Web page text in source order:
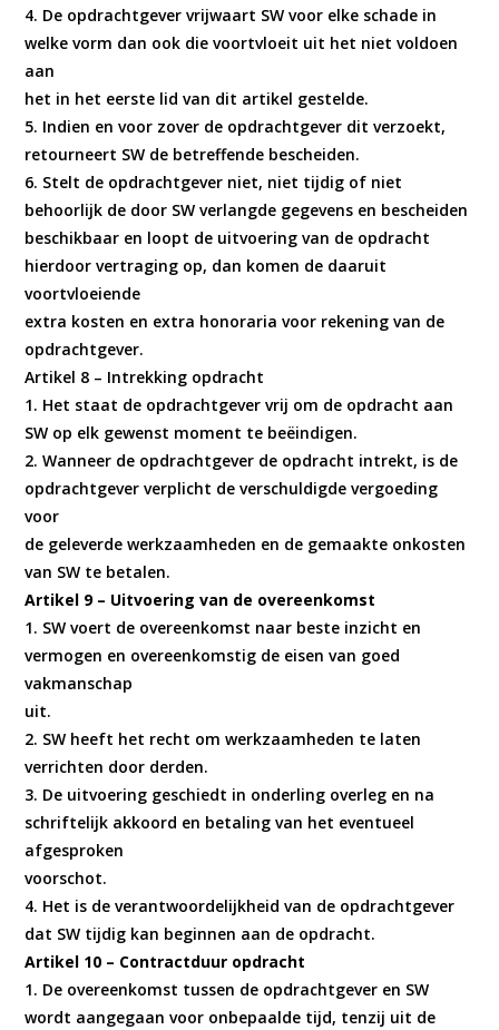
4. De opdrachtgever vrijwaart SW voor elke schade in
welke vorm dan ook die voortvloeit uit het niet voldoen
aan
het in het eerste lid van dit artikel gestelde.
5. Indien en voor zover de opdrachtgever dit verzoekt,
retourneert SW de betreffende bescheiden.
6. Stelt de opdrachtgever niet, niet tijdig of niet
behoorlijk de door SW verlangde gegevens en bescheiden
beschikbaar en loopt de uitvoering van de opdracht
hierdoor vertraging op, dan komen de daaruit
voortvloeiende
extra kosten en extra honoraria voor rekening van de
opdrachtgever.
Artikel 8 – Intrekking opdracht
1. Het staat de opdrachtgever vrij om de opdracht aan
SW op elk gewenst moment te beëindigen.
2. Wanneer de opdrachtgever de opdracht intrekt, is de
opdrachtgever verplicht de verschuldigde vergoeding
voor
de geleverde werkzaamheden en de gemaakte onkosten
van SW te betalen.
Artikel 9 – Uitvoering van de overeenkomst
1. SW voert de overeenkomst naar beste inzicht en
vermogen en overeenkomstig de eisen van goed
vakmanschap
uit.
2. SW heeft het recht om werkzaamheden te laten
verrichten door derden.
3. De uitvoering geschiedt in onderling overleg en na
schriftelijk akkoord en betaling van het eventueel
afgesproken
voorschot.
4. Het is de verantwoordelijkheid van de opdrachtgever
dat SW tijdig kan beginnen aan de opdracht.
Artikel 10 – Contractduur opdracht
1. De overeenkomst tussen de opdrachtgever en SW
wordt aangegaan voor onbepaalde tijd, tenzij uit de